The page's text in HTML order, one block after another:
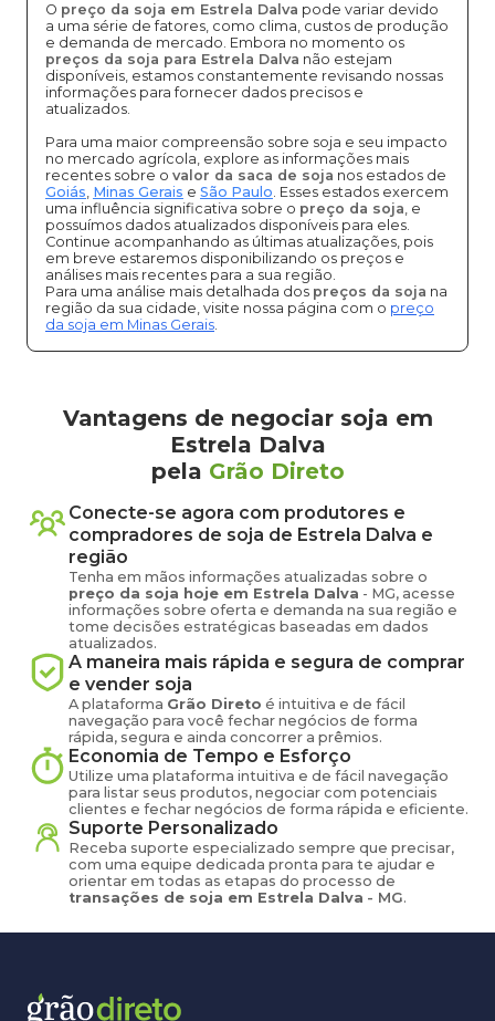
O preço da soja em Estrela Dalva pode variar devido
a uma série de fatores, como clima, custos de produção
e demanda de mercado. Embora no momento os
preços da soja para Estrela Dalva não estejam
disponíveis, estamos constantemente revisando nossas
informações para fornecer dados precisos e
atualizados.
Para uma maior compreensão sobre soja e seu impacto
no mercado agrícola, explore as informações mais
recentes sobre o valor da saca de soja nos estados de
Goiás, Minas Gerais e São Paulo. Esses estados exercem
uma influência significativa sobre o preço da soja, e
possuímos dados atualizados disponíveis para eles.
Continue acompanhando as últimas atualizações, pois
em breve estaremos disponibilizando os preços e
análises mais recentes para a sua região.
Para uma análise mais detalhada dos preços da soja na
região da sua cidade, visite nossa página com o preço
da soja em Minas Gerais.
Vantagens de negociar soja em
Estrela Dalva
pela Grão Direto
Conecte-se agora com produtores e
compradores de soja de Estrela Dalva e
região
Tenha em mãos informações atualizadas sobre o
preço da soja hoje em Estrela Dalva - MG, acesse
informações sobre oferta e demanda na sua região e
tome decisões estratégicas baseadas em dados
atualizados.
A maneira mais rápida e segura de comprar
e vender soja
A plataforma Grão Direto é intuitiva e de fácil
navegação para você fechar negócios de forma
rápida, segura e ainda concorrer a prêmios.
Economia de Tempo e Esforço
Utilize uma plataforma intuitiva e de fácil navegação
para listar seus produtos, negociar com potenciais
clientes e fechar negócios de forma rápida e eficiente.
Suporte Personalizado
Receba suporte especializado sempre que precisar,
com uma equipe dedicada pronta para te ajudar e
orientar em todas as etapas do processo de
transações de soja em Estrela Dalva - MG.